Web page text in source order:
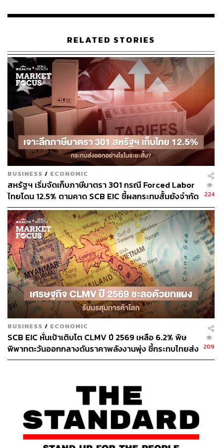
TRUE อยู่ 20% และ 2. เมื่อพิจารณาจากดีล M&A ทั่วโลก
สำหรับกลุ่มธุรกิจนี้ พบว่าราคาเข้าซื้อมีค่าพรีเมียม 20%
สำหรับ JASIF นั้น ราคาเข้าซื้อต่ำกว่าราคาปิดล่าสุดก่อน
ประกาศเข้าซื้ออยู่ 10.5% ดังนั้นจึงเชื่อว่าราคาเข้าซื้อทั้งสอง
รายการเป็นราคาที่ยอมรับได้
ทั้งนี้ หลังการทำธุรกรรมกำไรจะเพิ่มขึ้น โดย ADVANC จะ
เสนอให้ยกเลิกสัญญาเช่าบางส่วนกับ JASIF ซึ่งจะทำให้ราย
ได้ค่าเช่าของ JASIF ลดลงในปี 2566-2575 แลกกับการขยาย
อายุของสัญญาเช่าให้นานขึ้นจากสิ้นสุดปี 2575 เป็นสิ้นสุดปี
2580 ลดความเสี่ยงด้านกระแสเงินสด และมีโอกาสได้รับการ
อัดฉีดสินทรัพย์ในอนาคต ข้อเสนอดังกล่าวต้องได้รับการ
อนุมัติจากผู้ถือหน่วยลงทุนของ JASIF ในสัดส่วน 75% ไม่นับ
รวมหน่วยลงทุน 19% ที่ ADVANC จะเข้าซื้อ
ซึ่งข้อเสนอนี้จะช่วยให้ TTTBB ประหยัดค่าใช้จ่ายได้ 3 พัน
ล้านบาทในปี 2575 ซึ่ง SCBS คาดว่าข้อเสนอดังกล่าวจะได้
รับความเห็นชอบ และจะส่งผลทำให้กำไรปี 2575 ที่คาด
การณ์ไว้สำหรับ ADVANC ปรับเพิ่มขึ้นได้อีก 2.9% ตามหลัก
ความระมัดระวัง
ขณะที่ปัจจัยเสี่ยงและความกังวล คือการปฏิเสธโดยผู้ถือ
หน่วยลงทุนของ JASIF จะนำไปสู่การยกเลิกดีลหากดีลนี้
สำเร็จ อัตราการจ่ายเงินปันผลของ ADVANC จะปรับลดลงสู่
ระดับต่ำสุดที่ 70% ในปี 2023 จาก 85% ในปี 2021
กระทบอย่างไร:
206.00 บาท ขณะที่ SET Index ปรับตัวลง 0.27%DoD อยู่ที่
แนวโน้มผลประกอบการปี 2565:
RELATED STORIES
BUSINESS / ECONOMIC
สหรัฐฯ เริ่มจัดเก็บภาษีมาตรา 301 กรณี Forced Labor
ไทยโดน 12.5% ตามคาด SCB EIC ชี้ผลกระทบสั้นยังจำกัด
แม้ส่งออก มิ.ย. โตแรง 20.8% แต่นำเข้าพุ่งดันดุลการค้า
ขาดดุลหนัก
224
BUSINESS / ECONOMIC
SCB EIC หั่นเป้าเติบโต CLMV ปี 2569 เหลือ 6.2% พิษ
พิพาทตะวันออกกลางดันราคาพลังงานพุ่ง ชี้กระทบไทยส่ง
ออกโตแผ่ว-ยอดเกินดุลการค้าลดลง
209